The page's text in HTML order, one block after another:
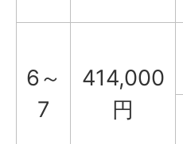
6～
7
414,000
円